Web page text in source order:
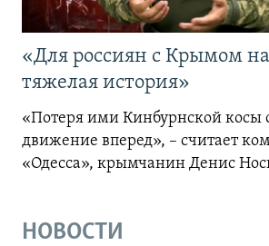
«Для россиян с Крымом
тяжелая история»
«Потеря ими Кинбурнской косы
движение вперед», – считает
«Одесса», крымчанин Денис
НОВОСТИ